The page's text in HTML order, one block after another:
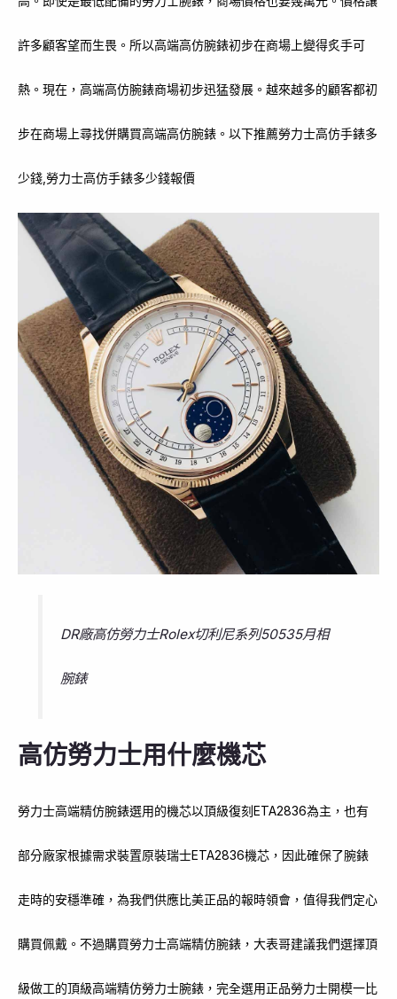
許多顧客望而生畏。所以高端高仿腕錶初步在商場上變得炙手可
熱。現在，高端高仿腕錶商場初步迅猛發展。越來越多的顧客都初
步在商場上尋找併購買高端高仿腕錶。以下推薦勞力士高仿手錶多
少錢,勞力士高仿手錶多少錢報價
DR廠高仿勞力士Rolex切利尼系列50535月相
腕錶
高仿勞力士用什麼機芯
勞力士高端精仿腕錶選用的機芯以頂級復刻ETA2836為主，也有
部分廠家根據需求裝置原裝瑞士ETA2836機芯，因此確保了腕錶
走時的安穩準確，為我們供應比美正品的報時領會，值得我們定心
購買佩戴。不過購買勞力士高端精仿腕錶，大表哥建議我們選擇頂
級做工的頂級高端精仿勞力士腕錶，完全選用正品勞力士開模一比